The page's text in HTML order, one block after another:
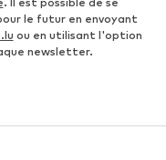
le futur en envoyant
ou en utilisant l'option
newsletter.